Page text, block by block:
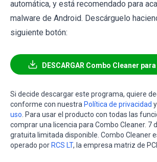
automática, y está recomendado para
malware de Android. Descárguelo
siguiente botón:
DESCARGAR Combo Cleaner
Si decide descargar este programa, quiere
conforme con nuestra Política de privacidad y
uso. Para usar el producto con todas las
comprar una licencia para Combo Cleaner. 7
gratuita limitada disponible. Combo Cleaner
operado por RCS LT, la empresa matriz de